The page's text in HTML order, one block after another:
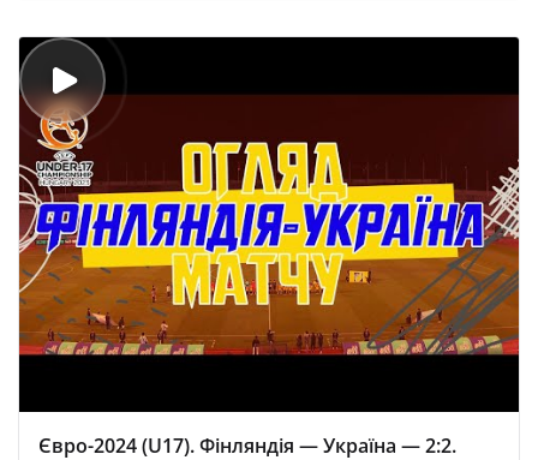
Євро-2024 (U17). Фінляндія — Україна — 2:2.